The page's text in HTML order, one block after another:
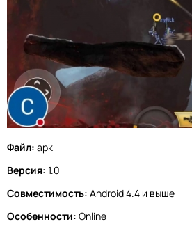
Файл: apk
Версия: 1.0
Совместимость: Android 4.4 и выше
Особенности: Online